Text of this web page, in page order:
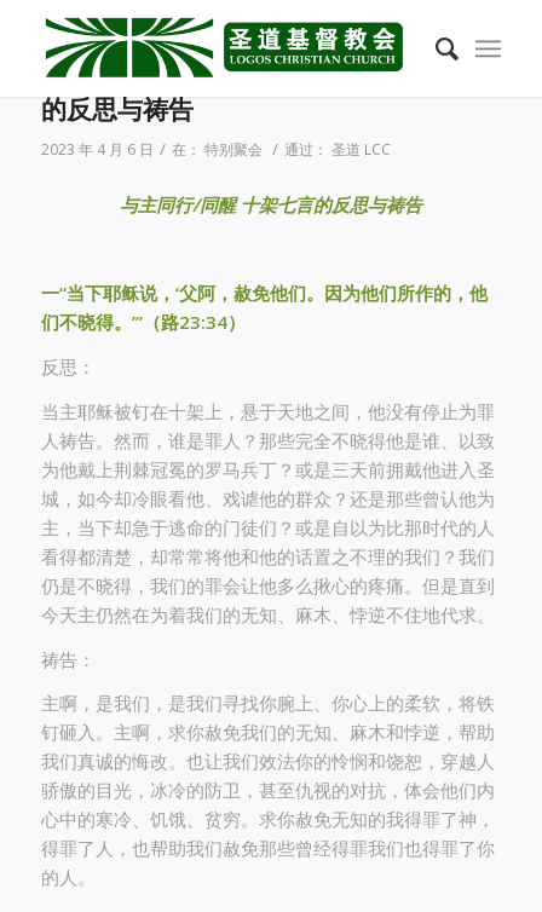
2023年4月6日 与主同行/同醒 十架七言
的反思与祷告
2023 年 4 月 6 日 / 在： 特别聚会 / 通过： 圣道 LCC
与主同行/同醒 十架七言的反思与祷告
一“当下耶稣说， ‘父阿，赦免他们。因为他们所作的，他
们不晓得。 ’”（路23:34）
反思：
当主耶稣被钉在十架上，悬于天地之间，他没有停止为罪
人祷告。然而，谁是罪人？那些完全不晓得他是谁、以致
为他戴上荆棘冠冕的罗马兵丁？或是三天前拥戴他进入圣
城，如今却冷眼看他、戏谑他的群众？还是那些曾认他为
主，当下却急于逃命的门徒们？或是自以为比那时代的人
看得都清楚，却常常将他和他的话置之不理的我们？我们
仍是不晓得，我们的罪会让他多么揪心的疼痛。但是直到
今天主仍然在为着我们的无知、麻木、悖逆不住地代求。
祷告：
主啊，是我们，是我们寻找你腕上、你心上的柔软，将铁
钉砸入。主啊，求你赦免我们的无知、麻木和悖逆，帮助
我们真诚的悔改。也让我们效法你的怜悯和饶恕，穿越人
骄傲的目光，冰冷的防卫，甚至仇视的对抗，体会他们内
心中的寒冷、饥饿、贫穷。求你赦免无知的我得罪了神，
得罪了人，也帮助我们赦免那些曾经得罪我们也得罪了你
的人。